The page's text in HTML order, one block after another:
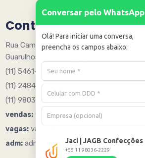
Contato
Rua Caminho Quinze 205 - Água Chata
Guarulhos - SP - 07251005
(11) 5461-6078
(11) 2484-8090
(11) 98036-2229
vendas: vendas@jagb.com.br
vagas: vagas@jagb.com.br
adm: adm@jagb.com.br
Conversar pelo WhatsApp
Olá! Para iniciar uma conversa,
preencha os campos abaixo:
Jaci | JAGB Confecções
+55 11 98036-2229